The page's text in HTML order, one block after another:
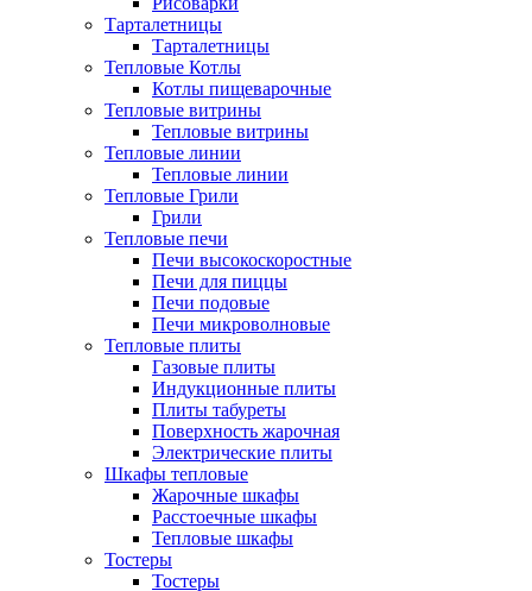
Тарталетницы
Тарталетницы
Тепловые Котлы
Котлы пищеварочные
Тепловые витрины
Тепловые витрины
Тепловые линии
Тепловые линии
Тепловые Грили
Грили
Тепловые печи
Печи высокоскоростные
Печи для пиццы
Печи подовые
Печи микроволновые
Тепловые плиты
Газовые плиты
Индукционные плиты
Плиты табуреты
Поверхность жарочная
Электрические плиты
Шкафы тепловые
Жарочные шкафы
Расстоечные шкафы
Тепловые шкафы
Тостеры
Тостеры